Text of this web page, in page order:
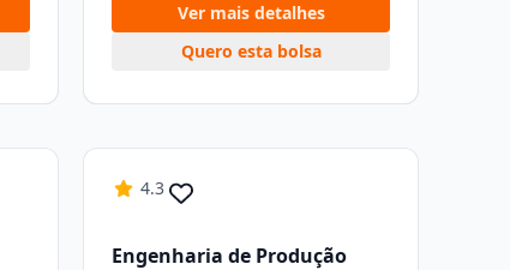
Ver mais detalhes
Quero esta bolsa
4.3
Engenharia de Produção